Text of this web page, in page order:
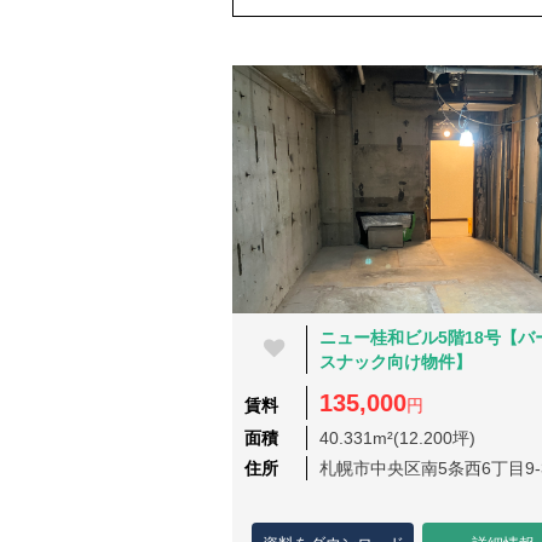
ニュー桂和ビル5階18号【バ
スナック向け物件】
賃料 135,000円
面積
40.331m²(12.200坪)
住所
札幌市中央区南5条西6丁目